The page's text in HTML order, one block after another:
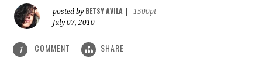
posted by BETSY AVILA
1500pt
July 07, 2010
1 COMMENT SHARE